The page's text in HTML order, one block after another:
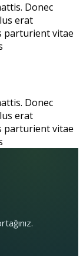
Donec
erat
parturient vitae
Donec
erat
parturient vitae